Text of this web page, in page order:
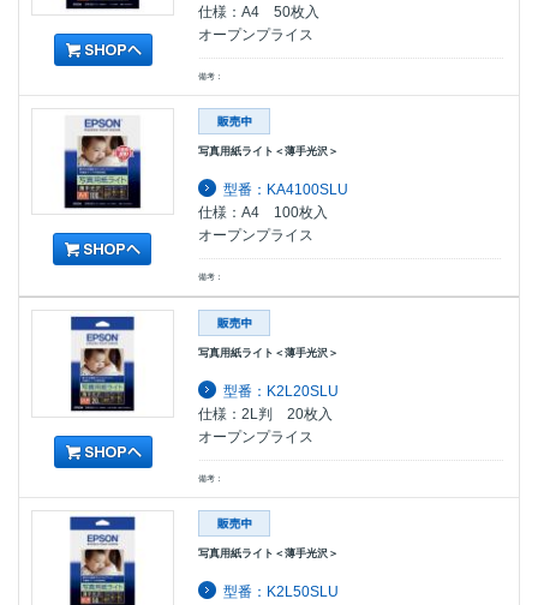
仕様：A4 50枚入
オープンプライス
備考：
写真用紙ライト＜薄手光沢＞
型番：KA4100SLU
仕様：A4 100枚入
オープンプライス
備考：
写真用紙ライト＜薄手光沢＞
型番：K2L20SLU
仕様：2L判 20枚入
オープンプライス
備考：
写真用紙ライト＜薄手光沢＞
型番：K2L50SLU